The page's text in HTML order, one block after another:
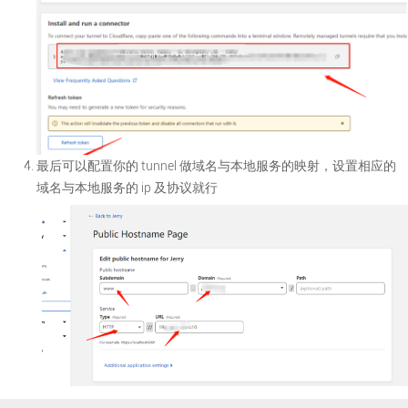
最后可以配置你的 tunnel 做域名与本地服务的映射，设置相应的
域名与本地服务的 ip 及协议就行